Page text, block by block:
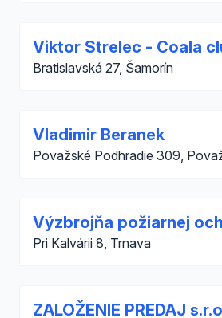
Viktor Strelec - Coala
Bratislavská 27, Šamorín
Vladimir Beranek
Považské Podhradie 309,
Výzbrojňa požiarnej
Pri Kalvárii 8, Trnava
ZALOŽENIE PREDAJ